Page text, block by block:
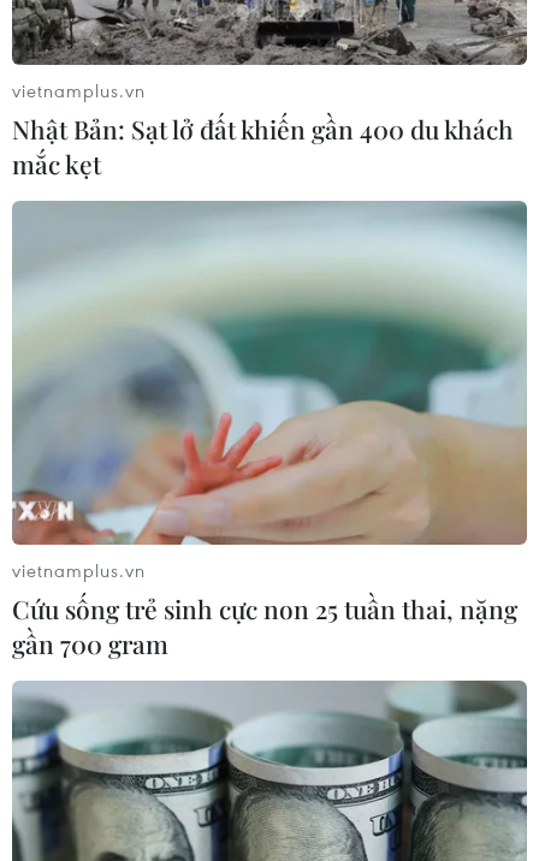
về nối lại đàm phán gia nhập EU
08/08/2026 07:54
Italy bác tối hậu thư của Tây Ban Nha
về kiểm soát biên giới
EU triển khai mạng vệ tinh riêng,
củng cố chủ quyền số
08/08/2026 04:15
Liên hợp quốc kêu gọi chấm dứt tấn
công dân thường trong xung đột
Nga-Ukraine
07/08/2026 04:29
Góc tham chiếu cho Việt Nam
07/08/2026 04:08
Bỉ tìm ra hướng đi mới trong điều trị
vietnamplus.vn
Nhật Bản: Sạt lở đất khiến gần 400 du khách
mắc kẹt
vietnamplus.vn
Cứu sống trẻ sinh cực non 25 tuần thai, nặng
gần 700 gram